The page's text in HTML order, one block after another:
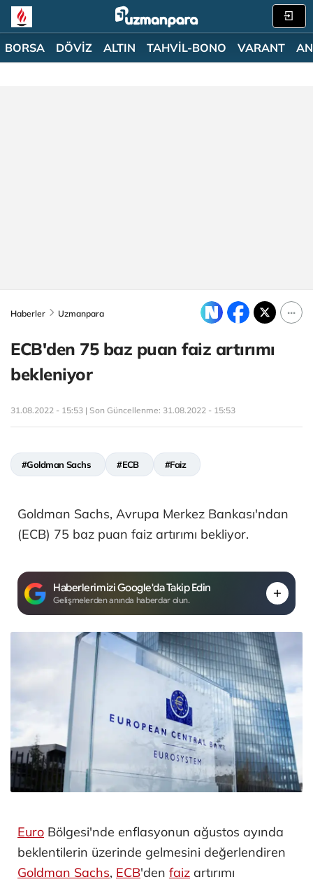
BORSA DÖVİZ ALTIN TAHVİL-BONO VARANT
Haberler Uzmanpara
ECB'den 75 baz puan faiz artırımı
bekleniyor
31.08.2022 - 15:53 | Son Güncellenme: 31.08.2022 - 15:53
#Goldman Sachs #ECB #Faiz
Goldman Sachs, Avrupa Merkez Bankası'ndan
(ECB) 75 baz puan faiz artırımı bekliyor.
Haberlerimizi Google'da Takip Edin
Gelişmelerden anında haberdar olun.
Euro Bölgesi'nde enflasyonun ağustos ayında
beklentilerin üzerinde gelmesini değerlendiren
Goldman Sachs, ECB'den faiz artırımı